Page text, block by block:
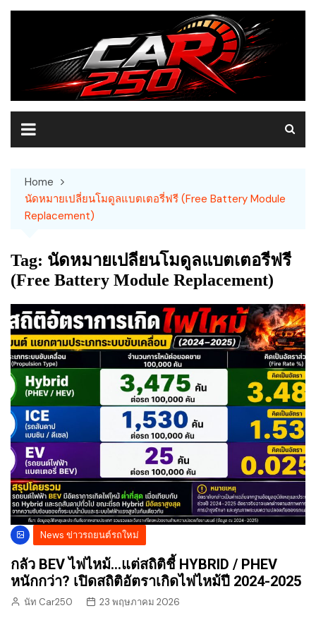
Skip
Home
นัดหมายเปลี่ยนโมดูลแบตเตอรี่ฟรี (Free Battery Module
Replacement)
Tag: นัดหมายเปลี่ยนโมดูลแบตเตอรี่ฟรี
(Free Battery Module Replacement)
News ข่าวรถยนต์รถใหม่
กลัว BEV ไฟไหม้…แต่สถิติชี้ HYBRID / PHEV
หนักกว่า? เปิดสถิติอัตราเกิดไฟไหม้ปี 2024-2025
นัท Car250 23 พฤษภาคม 2026